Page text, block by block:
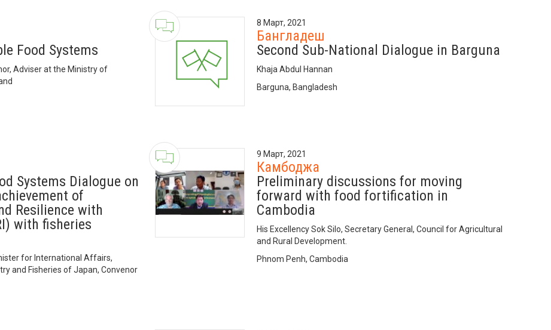
Food Systems
Adviser at the Ministry of
8 Март, 2021
Бангладеш
Second Sub-National Dialogue in Barguna
Khaja Abdul Hannan
Barguna, Bangladesh
Systems Dialogue on
of
Resilience with
with fisheries
for International Affairs,
and Fisheries of Japan, Convenor
9 Март, 2021
Камбоджа
Preliminary discussions for moving
forward with food fortification in
Cambodia
His Excellency Sok Silo, Secretary General, Council for Agricultural
and Rural Development.
Phnom Penh, Cambodia